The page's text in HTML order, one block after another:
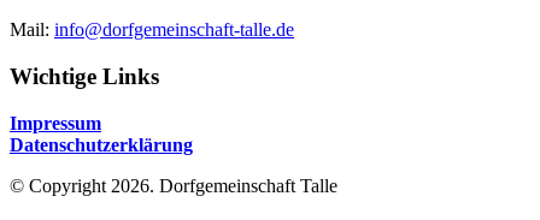
Mail: info@dorfgemeinschaft-talle.de
Wichtige Links
Impressum
Datenschutzerklärung
© Copyright 2026. Dorfgemeinschaft Talle